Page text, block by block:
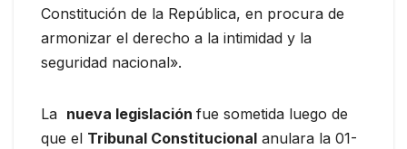
Constitución de la República, en procura de
armonizar el derecho a la intimidad y la
seguridad nacional».
La nueva legislación fue sometida luego de
que el Tribunal Constitucional anulara la 01-